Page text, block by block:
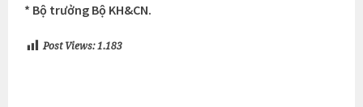
* Bộ trưởng Bộ KH&CN.
Post Views: 1.183